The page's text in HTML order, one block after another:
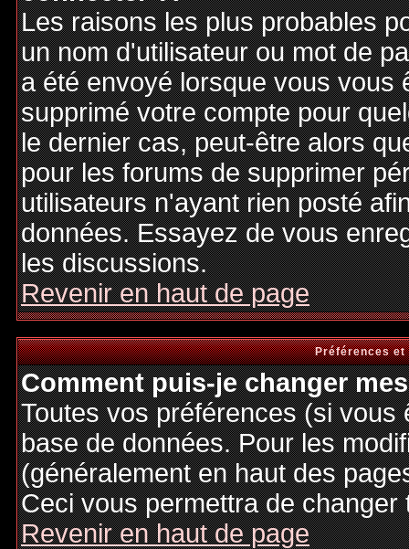
Les raisons les plus probables
un nom d'utilisateur ou mot de
a été envoyé lorsque vous vous
supprimé votre compte pour
le dernier cas, peut-être alors
pour les forums de supprimer
utilisateurs n'ayant rien posté
données. Essayez de vous
les discussions.
Revenir en haut de page
Préférences
Comment puis-je changer
Toutes vos préférences (si
base de données. Pour les
(généralement en haut des
Ceci vous permettra de
Revenir en haut de page